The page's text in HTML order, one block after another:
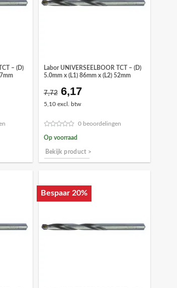
– (D)
Labor UNIVERSEELBOOR TCT – (D)
5.0mm x (L1) 86mm x (L2) 52mm
7,72 Oorspronkelijke
prijs
€7,72.
6,17Huidige
€6,17.
5,10 excl. btw
0 beoordelingen
Op voorraad
Bekijk product >
Bespaar 20%